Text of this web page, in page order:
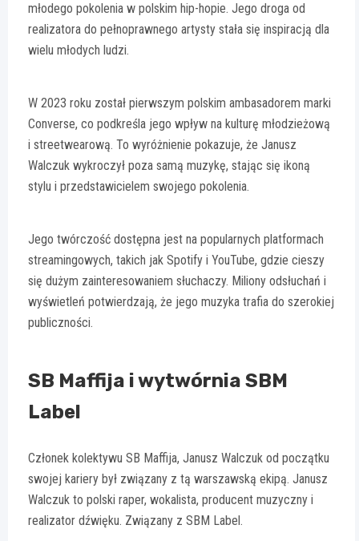
młodego pokolenia w polskim hip-hopie. Jego droga od
realizatora do pełnoprawnego artysty stała się inspiracją dla
wielu młodych ludzi.
W 2023 roku został pierwszym polskim ambasadorem marki
Converse, co podkreśla jego wpływ na kulturę młodzieżową
i streetwearową. To wyróżnienie pokazuje, że Janusz
Walczuk wykroczył poza samą muzykę, stając się ikoną
stylu i przedstawicielem swojego pokolenia.
Jego twórczość dostępna jest na popularnych platformach
streamingowych, takich jak Spotify i YouTube, gdzie cieszy
się dużym zainteresowaniem słuchaczy. Miliony odsłuchań i
wyświetleń potwierdzają, że jego muzyka trafia do szerokiej
publiczności.
SB Maffija i wytwórnia SBM
Label
Członek kolektywu SB Maffija, Janusz Walczuk od początku
swojej kariery był związany z tą warszawską ekipą. Janusz
Walczuk to polski raper, wokalista, producent muzyczny i
realizator dźwięku. Związany z SBM Label.